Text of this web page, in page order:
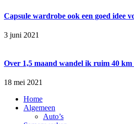
Capsule wardrobe ook een goed idee
3 juni 2021
Over 1,5 maand wandel ik ruim 40 km
18 mei 2021
Home
Algemeen
Auto’s